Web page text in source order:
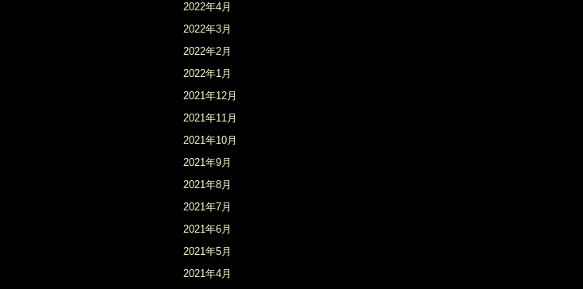
2022年4月
2022年3月
2022年2月
2022年1月
2021年12月
2021年11月
2021年10月
2021年9月
2021年8月
2021年7月
2021年6月
2021年5月
2021年4月